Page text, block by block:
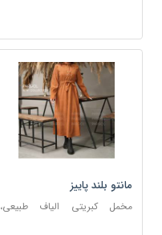
مانتو بلند پاییز
مخمل کبریتی الیاف طبیعی،